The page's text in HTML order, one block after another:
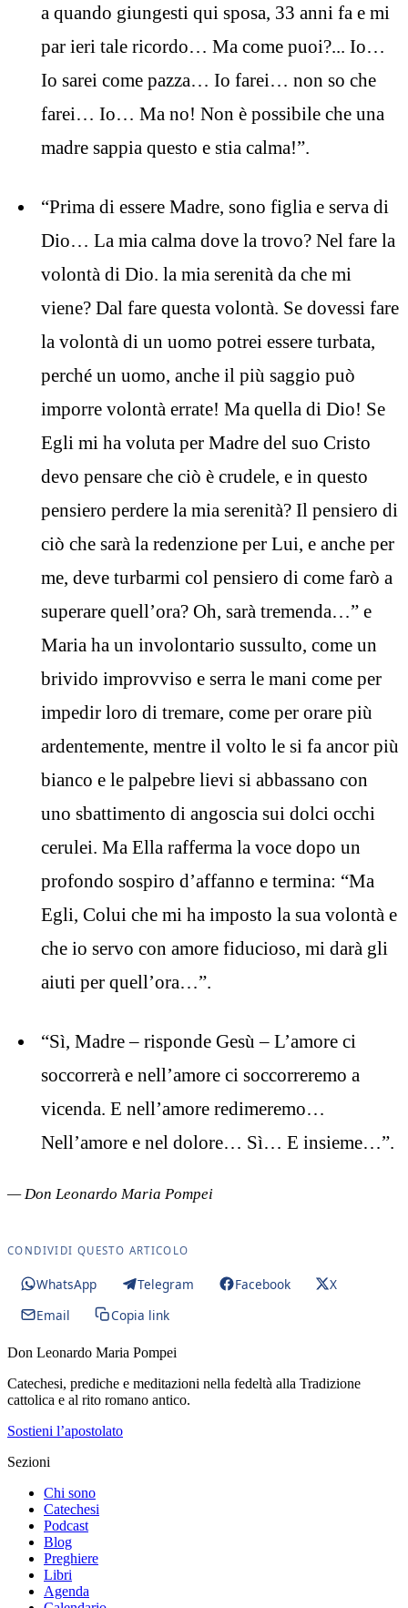
a quando giungesti qui sposa, 33 anni fa e mi
par ieri tale ricordo… Ma come puoi?... Io…
Io sarei come pazza… Io farei… non so che
farei… Io… Ma no! Non è possibile che una
madre sappia questo e stia calma!”.
“Prima di essere Madre, sono figlia e serva di
Dio… La mia calma dove la trovo? Nel fare la
volontà di Dio. la mia serenità da che mi
viene? Dal fare questa volontà. Se dovessi fare
la volontà di un uomo potrei essere turbata,
perché un uomo, anche il più saggio può
imporre volontà errate! Ma quella di Dio! Se
Egli mi ha voluta per Madre del suo Cristo
devo pensare che ciò è crudele, e in questo
pensiero perdere la mia serenità? Il pensiero di
ciò che sarà la redenzione per Lui, e anche per
me, deve turbarmi col pensiero di come farò a
superare quell’ora? Oh, sarà tremenda…” e
Maria ha un involontario sussulto, come un
brivido improvviso e serra le mani come per
impedir loro di tremare, come per orare più
ardentemente, mentre il volto le si fa ancor più
bianco e le palpebre lievi si abbassano con
uno sbattimento di angoscia sui dolci occhi
cerulei. Ma Ella rafferma la voce dopo un
profondo sospiro d’affanno e termina: “Ma
Egli, Colui che mi ha imposto la sua volontà e
che io servo con amore fiducioso, mi darà gli
aiuti per quell’ora…”.
“Sì, Madre – risponde Gesù – L’amore ci
soccorrerà e nell’amore ci soccorreremo a
vicenda. E nell’amore redimeremo…
Nell’amore e nel dolore… Sì… E insieme…”.
— Don Leonardo Maria Pompei
CONDIVIDI QUESTO ARTICOLO
WhatsApp Telegram Facebook
X
Email
Copia link
Don Leonardo Maria Pompei
Catechesi, prediche e meditazioni nella fedeltà alla Tradizione
cattolica e al rito romano antico.
Sostieni l’apostolato
Sezioni
Chi sono
Catechesi
Podcast
Blog
Preghiere
Libri
Agenda